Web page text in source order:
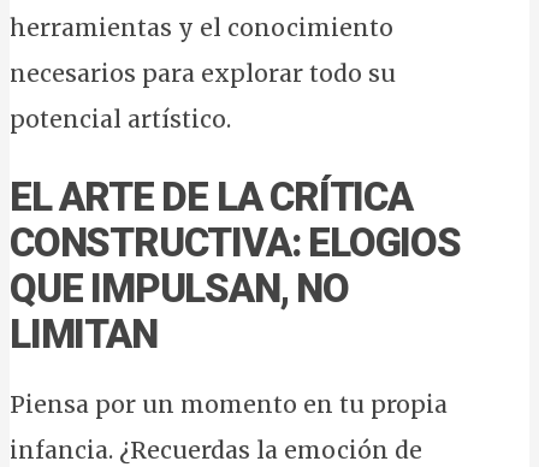
herramientas y el conocimiento
necesarios para explorar todo su
potencial artístico.
EL ARTE DE LA CRÍTICA
CONSTRUCTIVA: ELOGIOS
QUE IMPULSAN, NO
LIMITAN
Piensa por un momento en tu propia
infancia. ¿Recuerdas la emoción de